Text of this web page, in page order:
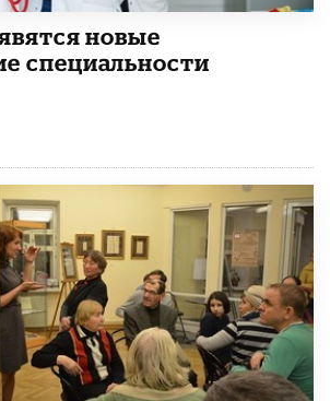
новые
специальности